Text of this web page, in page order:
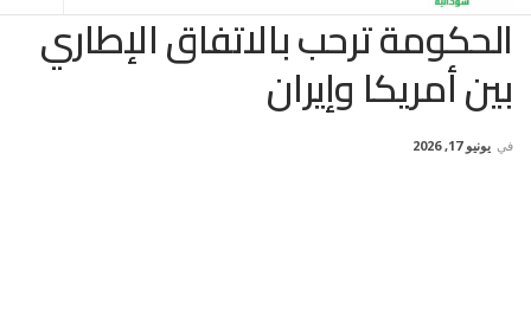
الحكومة ترحب بالاتفاق الإطاري
بين أمريكا وإيران
في يونيو 17, 2026